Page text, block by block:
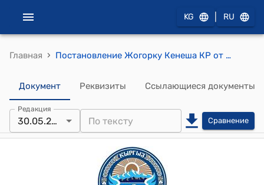
KG RU
Главная › Постановление Жогорку Кенеша КР от 30 мая 2013 года № 3145-V "О принятии во втором чтении проекта Закона Кыргызской Республики "О внесении изменений и дополнений в некоторые законодательные акты Кыргызской Республики" в Уголовный кодекс Кыргызской Республики, Уголовно-процессуальный кодекс Кыргызской Республики, Закон Кыргызской Республики "О судах аксакалов"
Документ Реквизиты Ссылающиеся документы
Редакция
30.05.2013 Сравнение